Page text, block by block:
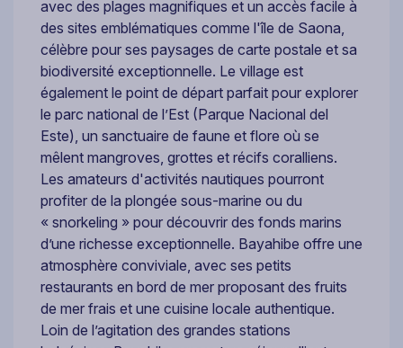
avec des plages magnifiques et un accès facile à
des sites emblématiques comme l'île de Saona,
célèbre pour ses paysages de carte postale et sa
biodiversité exceptionnelle. Le village est
également le point de départ parfait pour explorer
le parc national de l’Est (Parque Nacional del
Este), un sanctuaire de faune et flore où se
mêlent mangroves, grottes et récifs coralliens.
Les amateurs d'activités nautiques pourront
profiter de la plongée sous-marine ou du
« snorkeling » pour découvrir des fonds marins
d’une richesse exceptionnelle. Bayahibe offre une
atmosphère conviviale, avec ses petits
restaurants en bord de mer proposant des fruits
de mer frais et une cuisine locale authentique.
Loin de l’agitation des grandes stations